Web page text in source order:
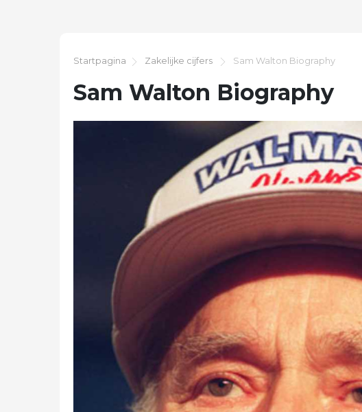
Startpagina Zakelijke cijfers Sam Walton Biography
Sam Walton Biography